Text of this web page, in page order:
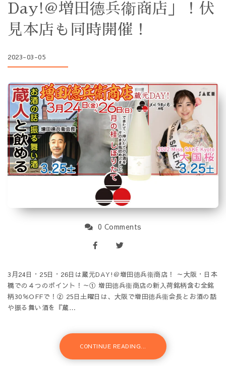
Day!@増田德兵衞商店」！伏
見本店も同時開催！
2023-03-05
0 Comments
3月24日・25日・26日は蔵元DAY!＠増田德兵衞商店！ ～大阪・日本
橋での４つのポイント！～① 増田德兵衞商店の新入荷銘柄含む全銘
柄30％OFFで！② 25日土曜日は、大阪で増田德兵衞会長とお酒の話
や振る舞い酒を『蔵…
CONTINUE READING...